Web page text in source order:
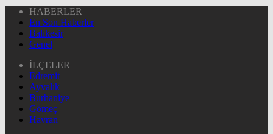
HABERLER
En Son Haberler
Balıkesir
Genel
İLÇELER
Edremit
Ayvalık
Burhaniye
Gömeç
Havran